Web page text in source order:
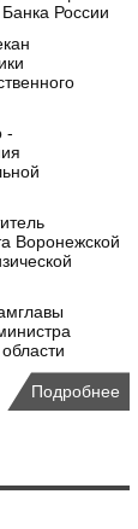
России
-
Воронежской
Подробнее